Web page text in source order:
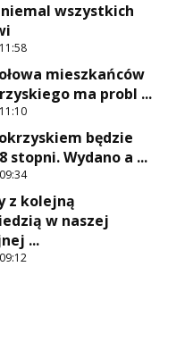
wszystkich
mieszkańców
ma probl ...
będzie
stopni. Wydano a ...
z kolejną
w naszej
...